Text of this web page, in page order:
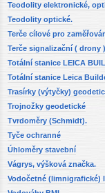
Teodolity elektronické,
Teodolity optické.
Terče cílové pro
Terče signalizační (
Totální stanice LEICA
Totální stanice Leica
Trasírky (výtyčky)
Trojnožky geodetické
Tvrdoměry (Schmidt).
Tyče ochranné
Úhloměry stavební
Vágrys, výšková značka.
Vodočetné (limnigrafické)